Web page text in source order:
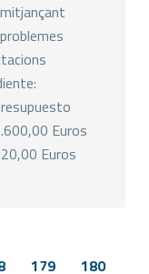
Euros
Euros
179 180